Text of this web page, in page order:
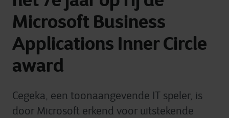
Microsoft Business
Applications Inner Circle
award
Cegeka, een toonaangevende IT speler, is
door Microsoft erkend voor uitstekende